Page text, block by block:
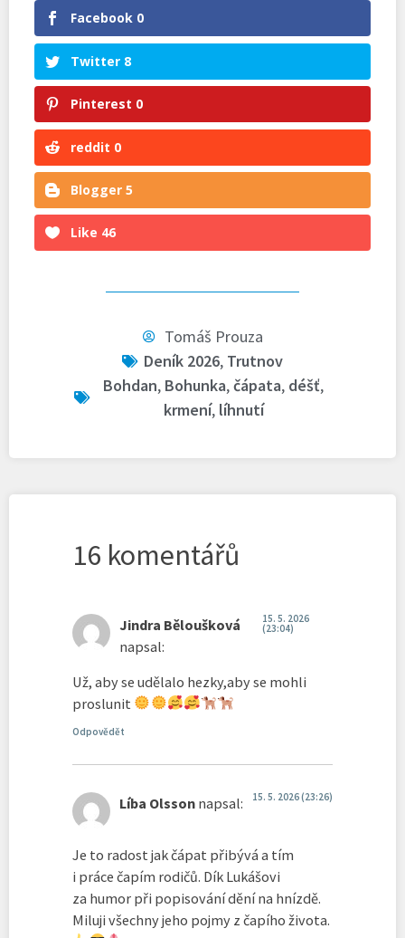
Facebook 0
Twitter 8
Pinterest 0
reddit 0
Blogger 5
Like 46
Tomáš Prouza
Deník 2026, Trutnov
Bohdan, Bohunka,čápata, déšť,
krmení, líhnutí
16 komentářů
Jindra Běloušková
napsal:
15. 5. 2026
(23:04)
Už, aby se udělalo hezky,aby se mohli
proslunit
Odpovědět
Líba Olsson napsal: 15. 5. 2026 (23:26)
Je to radost jak čápat přibývá a tím
i práce čapím rodičů. Dík Lukášovi
za humor při popisování dění na hnízdě.
Miluji všechny jeho pojmy z čapího života.